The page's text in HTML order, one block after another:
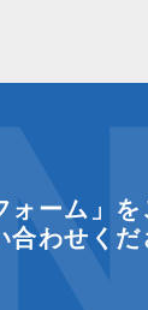
ーム」を
わせくだ